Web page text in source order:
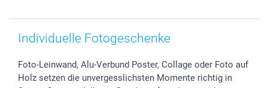
Individuelle Fotogeschenke
Foto-Leinwand, Alu-Verbund Poster, Collage oder Foto auf
Holz setzen die unvergesslichsten Momente richtig in